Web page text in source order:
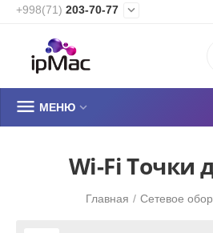
+998(71) 203-70-77 
 МЕНЮ 
Wi-Fi Точки
Главная / Сетевое